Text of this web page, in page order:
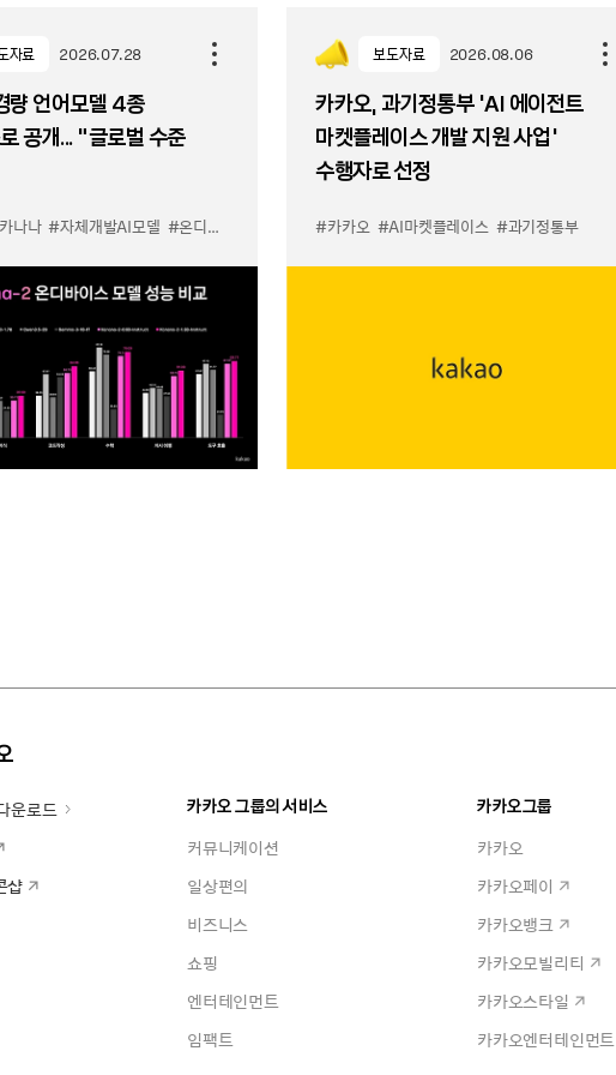
자료 2026.07.28
량 언어모델 4종
공개... “글로벌 수준
나나 #자체개발AI모델 #온디바이스
보도자료 2026.08.06
카카오, 과기정통부 ‘AI 에이전트
마켓플레이스 개발 지원 사업’
수행자로 선정
#카카오 #AI마켓플레이스 #과기정통부
운로드
샵
카카오 그룹의 서비스
커뮤니케이션
일상편의
비즈니스
쇼핑
엔터테인먼트
임팩트
카카오그룹
카카오
카카오페이
카카오뱅크
카카오모빌리티
카카오스타일
카카오엔터테인먼트